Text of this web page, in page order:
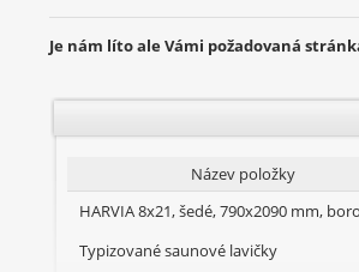
Je nám líto ale Vámi požadovaná
Název položky
HARVIA 8x21, šedé, 790x2090 mm,
Typizované saunové lavičky